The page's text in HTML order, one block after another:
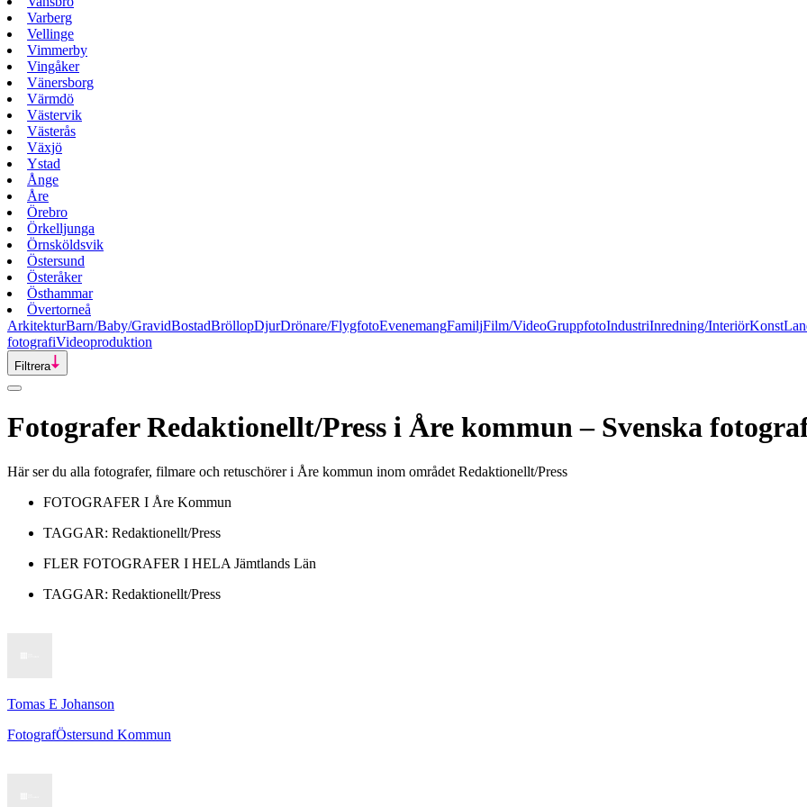
Varberg
Vellinge
Vimmerby
Vingåker
Vänersborg
Värmdö
Västervik
Västerås
Växjö
Ystad
Ånge
Åre
Örebro
Örkelljunga
Örnsköldsvik
Östersund
Österåker
Östhammar
Övertorneå
ArkitekturBarn/Baby/GravidBostadBröllopDjurDrönare/FlygfotoEvenemangFamiljFilm/VideoGruppfotoIndustriInredning/InteriörKonst
fotografiVideoproduktion
Filtrera
FotograferRedaktionellt/Press i Åre kommun– Svenska
Här ser du alla fotografer, filmare och retuschörer i Åre kommun inom området Redaktionellt/Press
FOTOGRAFER I Åre Kommun
TAGGAR: Redaktionellt/Press
FLER FOTOGRAFER I HELA Jämtlands Län
TAGGAR: Redaktionellt/Press
Tomas E Johanson
FotografÖstersund Kommun